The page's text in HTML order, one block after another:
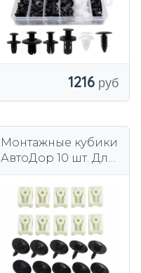
1216
Монтажные кубики
АвтоДор 10 шт. Для
2/4/5/7/X1/X3/X4/X5/X